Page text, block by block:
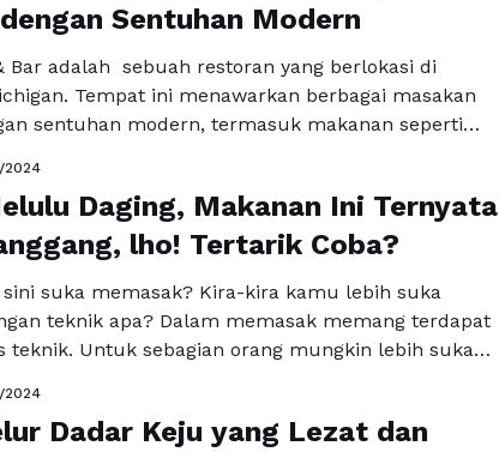
ini juga bisa dengan mudah …Baca Selengkapnya
Sentuhan Modern
Bar adalah sebuah restoran yang berlokasi di
Tempat ini menawarkan berbagai masakan
sentuhan modern, termasuk makanan seperti
cincang, hidangan Cajun, dan banyak lagi. Restoran
sebagai restoran kasual dengan suasana ramah,
cepat atau pengalaman bersantap santai
atau keluarga. Itu bertempat …Baca
2024
Daging, Makanan Ini Ternyata
lho! Tertarik Coba?
sini suka memasak? Kira-kira kamu lebih suka
teknik apa? Dalam memasak memang terdapat
teknik. Untuk sebagian orang mungkin lebih suka
teknik digoreng atau ditumis. Namun, itu akan
jika terjadi secara terus-menerus, bukan?
butuh memvariasikan teknik masakan, bukan
2024
Dadar Keju yang Lezat dan